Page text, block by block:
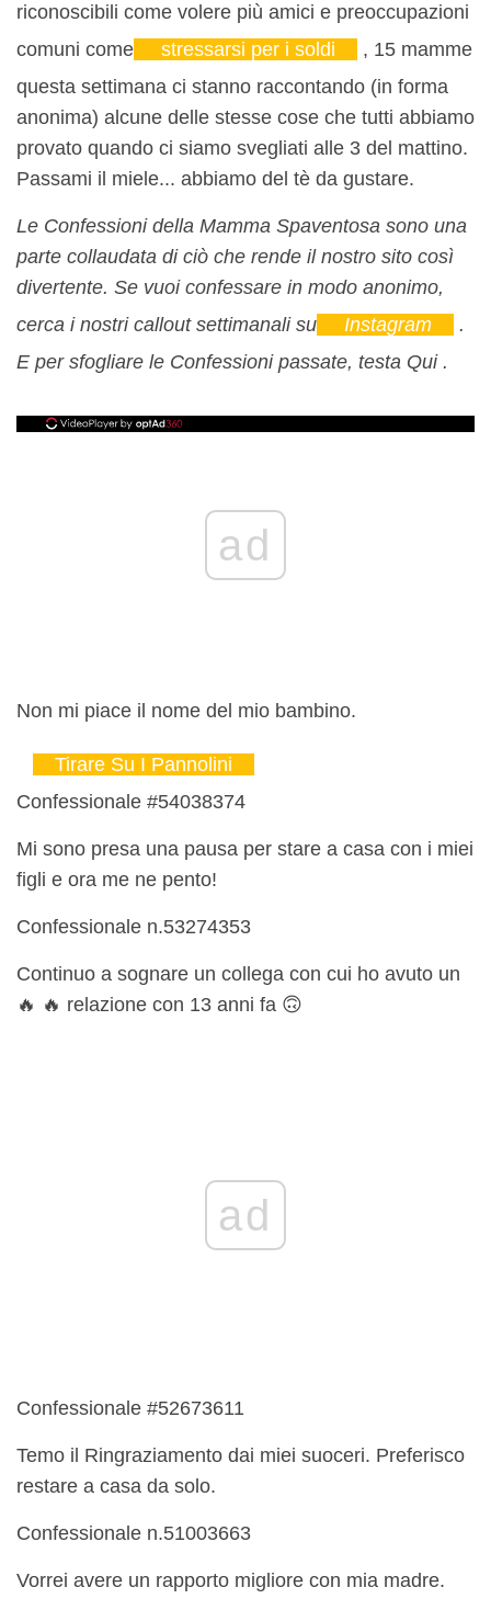
riconoscibili come volere più amici e preoccupazioni
comuni come
stressarsi per i soldi
, 15 mamme
questa settimana ci stanno raccontando (in forma
anonima) alcune delle stesse cose che tutti abbiamo
provato quando ci siamo svegliati alle 3 del mattino.
Passami il miele... abbiamo del tè da gustare.
Le Confessioni della Mamma Spaventosa sono una
parte collaudata di ciò che rende il nostro sito così
divertente. Se vuoi confessare in modo anonimo,
cerca i nostri callout settimanali su
Instagram
.
E per sfogliare le Confessioni passate, testa Qui .
ad
Non mi piace il nome del mio bambino.
Tirare Su I Pannolini
Confessionale #54038374
Mi sono presa una pausa per stare a casa con i miei
figli e ora me ne pento!
Confessionale n.53274353
Continuo a sognare un collega con cui ho avuto un
🔥 🔥 relazione con 13 anni fa 🙃
ad
Confessionale #52673611
Temo il Ringraziamento dai miei suoceri. Preferisco
restare a casa da solo.
Confessionale n.51003663
Vorrei avere un rapporto migliore con mia madre.